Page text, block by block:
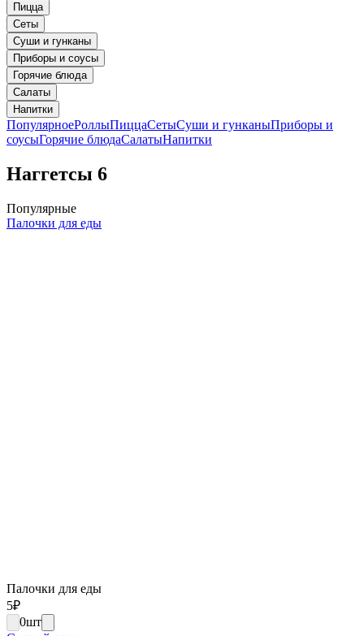
Пицца
Сеты
Суши и гунканы
Приборы и соусы
Горячие блюда
Салаты
Напитки
ПопулярноеРоллыПиццаСетыСуши и гунканыПриборы и
соусыГорячие блюдаСалатыНапитки
Наггетсы 6
Популярные
Палочки для еды
Палочки для еды
5₽
0шт